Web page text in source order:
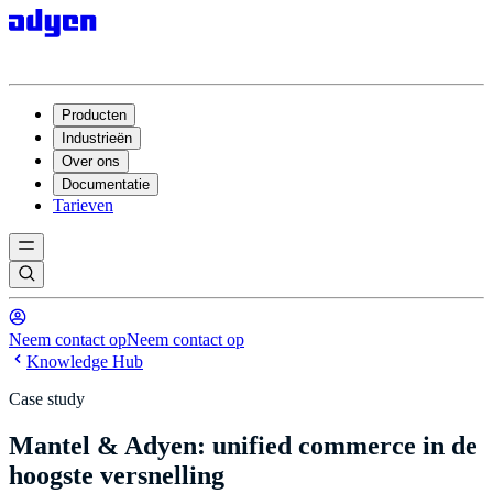
Producten
Industrieën
Over ons
Documentatie
Tarieven
Neem contact opNeem contact op
Knowledge Hub
Case study
Mantel & Adyen: unified commerce in de
hoogste versnelling